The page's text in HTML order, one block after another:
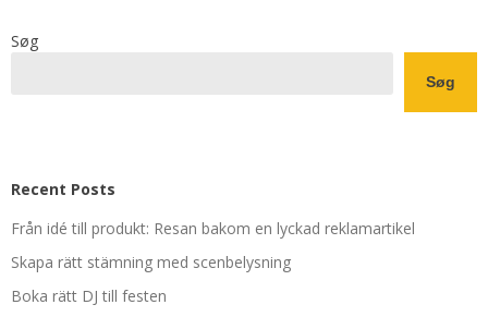
Søg
Søg
Recent Posts
Från idé till produkt: Resan bakom en lyckad reklamartikel
Skapa rätt stämning med scenbelysning
Boka rätt DJ till festen